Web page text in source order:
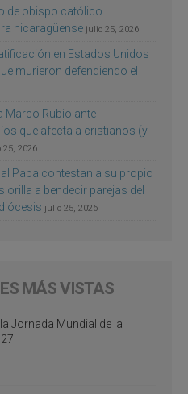
de obispo católico
nicaragüense julio 25, 2026
en Estados Unidos
murieron defendiendo el
Marco Rubio ante
que afecta a cristianos (y
25, 2026
Papa contestan a su propio
orilla a bendecir parejas del
julio 25, 2026
MÁS VISTAS
Jornada Mundial de la